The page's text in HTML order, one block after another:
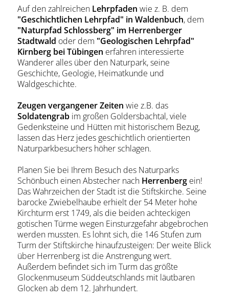
Auf den zahlreichen Lehrpfaden wie z. B. dem
"Geschichtlichen Lehrpfad" in Waldenbuch, dem
"Naturpfad Schlossberg" im Herrenberger
Stadtwald oder dem "Geologischen Lehrpfad"
Kirnberg bei Tübingen erfahren interessierte
Wanderer alles über den Naturpark, seine
Geschichte, Geologie, Heimatkunde und
Waldgeschichte.
Zeugen vergangener Zeiten wie z.B. das
Soldatengrabim großen Goldersbachtal, viele
Gedenksteine und Hütten mit historischem Bezug,
lassen das Herz jedes geschichtlich orientierten
Naturparkbesuchers höher schlagen.
Planen Sie bei Ihrem Besuch des Naturparks
Schönbuch einen Abstecher nach Herrenbergein!
Das Wahrzeichen der Stadt ist die Stiftskirche. Seine
barocke Zwiebelhaube erhielt der 54 Meter hohe
Kirchturm erst 1749, als die beiden achteckigen
gotischen Türme wegen Einsturzgefahr abgebrochen
werden mussten. Es lohnt sich, die 146 Stufen zum
Turm der Stiftskirche hinaufzusteigen: Der weite Blick
über Herrenberg ist die Anstrengung wert.
Außerdem befindet sich im Turm das größte
Glockenmuseum Süddeutschlands mit läutbaren
Glocken ab dem 12. Jahrhundert.